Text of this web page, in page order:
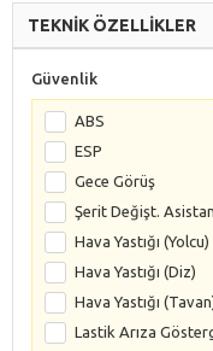
TEKNİK ÖZELLİKLER
Güvenlik
ABS
ESP
Gece Görüş
Şerit Değişt.
Hava Yastığı (Yolcu)
Hava Yastığı (Diz)
Hava Yastığı
Lastik Arıza